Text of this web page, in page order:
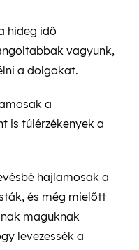
hideg idő
vagyunk,
a dolgokat.
a
is túlérzékenyek a
hajlamosak a
és még mielőtt
maguknak
levezessék a